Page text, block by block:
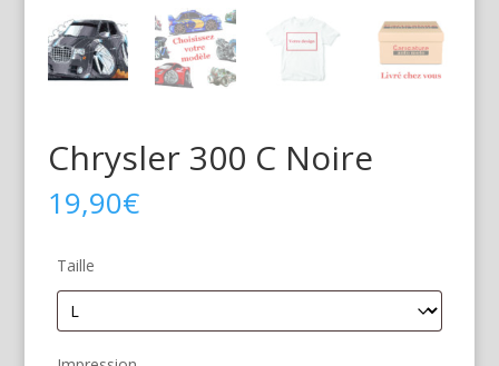
Chrysler 300 C Noire
19,90€
Taille